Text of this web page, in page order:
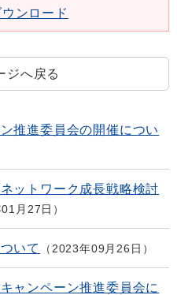
ンロード
ジへ戻る
推進委員会の開催につい
ットワーク成長戦略検討
月27日
いて 2023年09月26日
ャンペーン推進委員会に